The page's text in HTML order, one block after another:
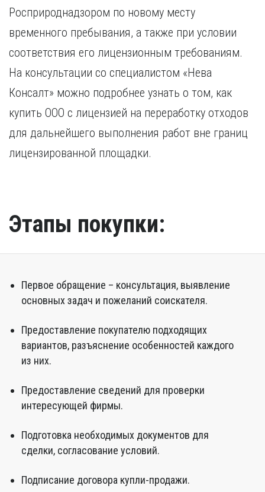
Росприроднадзором по новому месту
временного пребывания, а также при условии
соответствия его лицензионным требованиям.
На консультации со специалистом «Нева
Консалт» можно подробнее узнать о том, как
купить ООО с лицензией на переработку отходов
для дальнейшего выполнения работ вне границ
лицензированной площадки.
Этапы покупки:
Первое обращение – консультация, выявление
основных задач и пожеланий соискателя.
Предоставление покупателю подходящих
вариантов, разъяснение особенностей каждого
из них.
Предоставление сведений для проверки
интересующей фирмы.
Подготовка необходимых документов для
сделки, согласование условий.
Подписание договора купли-продажи.